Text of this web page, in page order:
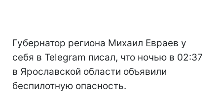
Губернатор региона Михаил Евраев у
себя в Telegram писал, что ночью в 02:37
в Ярославской области объявили
беспилотную опасность.